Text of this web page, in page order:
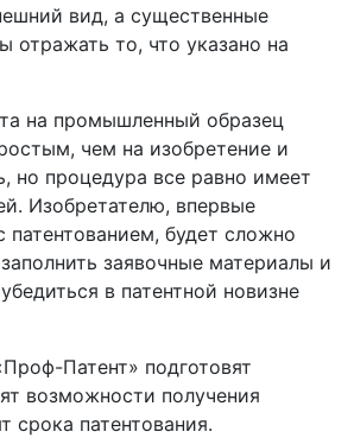
вид, а существенные
отражать то, что указано на
на промышленный образец
чем на изобретение и
но процедура все равно имеет
Изобретателю, впервые
патентованием, будет сложно
заявочные материалы и
в патентной новизне
Патент» подготовят
возможности получения
срока патентования.